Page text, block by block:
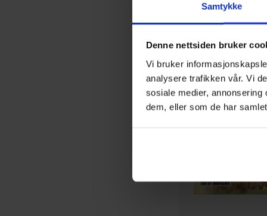
Samtykke
Denne nettsiden bruker
Vi bruker
analysere trafikken vår. Vi
sosiale medier,
dem, eller som de har